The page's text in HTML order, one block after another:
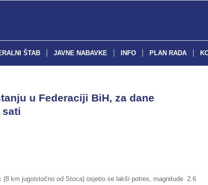
ŠTAB JAVNE NABAVKE INFO PLAN RADA
u Federaciji BiH, za dane
sati
(8 km jugoistočno od Stoca) osjetio se lakši potres, magnitude 2.6